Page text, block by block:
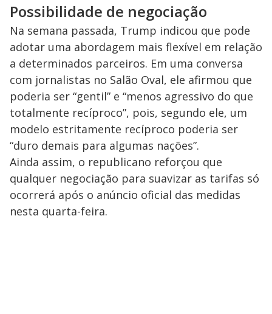
Possibilidade de negociação
Na semana passada, Trump indicou que pode
adotar uma abordagem mais flexível em relação
a determinados parceiros. Em uma conversa
com jornalistas no Salão Oval, ele afirmou que
poderia ser “gentil” e “menos agressivo do que
totalmente recíproco”, pois, segundo ele, um
modelo estritamente recíproco poderia ser
“duro demais para algumas nações”.
Ainda assim, o republicano reforçou que
qualquer negociação para suavizar as tarifas só
ocorrerá após o anúncio oficial das medidas
nesta quarta-feira.